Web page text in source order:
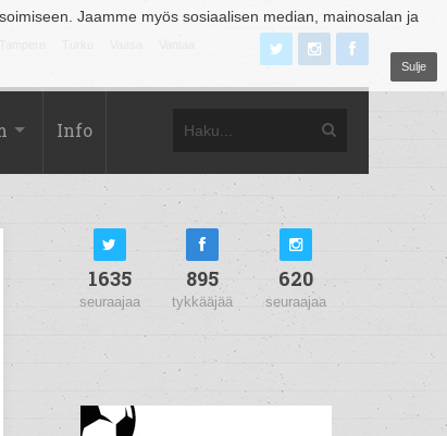
Jaamme myös sosiaalisen median, mainosalan ja
Sulje
Info
1635
seuraajaa
895
tykkääjää
620
seuraajaa